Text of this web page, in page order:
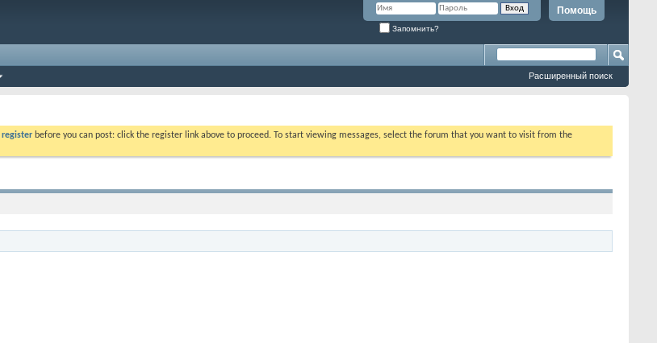
Помощь
Запомнить?
Расширенный поиск
register before you can post: click the register link above to proceed. To start viewing messages, select the forum that you want to visit from the